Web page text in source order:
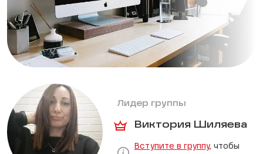
Лидер группы
Виктория Шиляева
Вступите в группу, чтобы